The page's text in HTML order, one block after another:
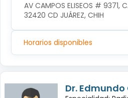
AV CAMPOS ELISEOS # 9371,
32420 CD JUÁREZ, CHIH
Horarios disponibles
Dr.